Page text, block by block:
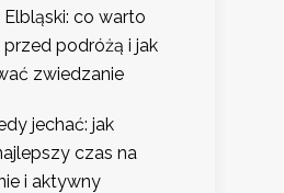
Elbląski: co warto
podróżą i jak
zwiedzanie
jechać: jak
czas na
i aktywny